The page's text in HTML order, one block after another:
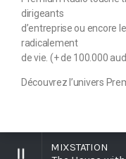
pause
MIXSTATION
dirigeants
d’entreprise ou encore
radicalement
de vie. (+ de 100.000
Découvrez l’univers